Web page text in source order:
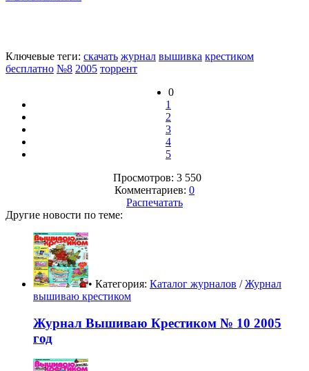
Ключевые теги: скачать журнал вышивка крестиком
бесплатно №8 2005 торрент
0
1
2
3
4
5
Просмотров: 3 550
Комментариев: 0
Распечатать
Другие новости по теме:
• Категория: Каталог журналов /Журнал
вышиваю крестиком
Журнал Вышиваю Крестиком № 10 2005
год